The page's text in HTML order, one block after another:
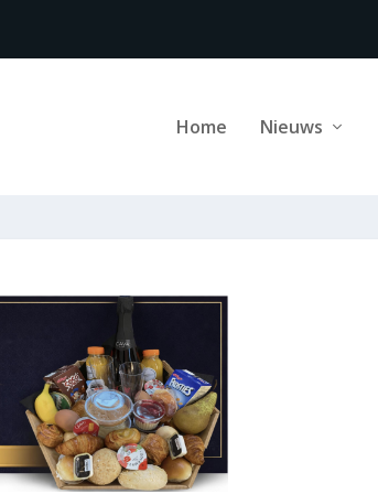
Home Nieuws